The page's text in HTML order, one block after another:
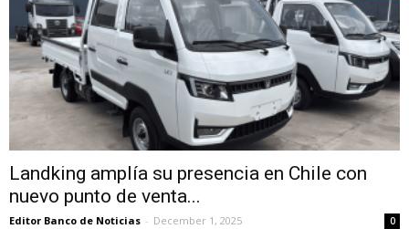
Landking amplía su presencia en Chile con
nuevo punto de venta...
Editor Banco de Noticias - December 1, 2025 0